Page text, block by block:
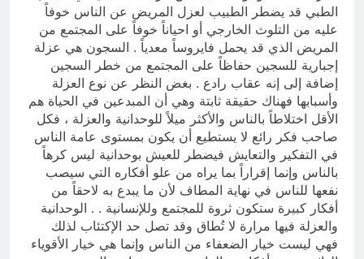
الطبي قد يضطر الطبيب لعزل المريض عن الناس خوفاً
عليه من التلوث الخارجي أو احياناً خوفاً على المجتمع من
المريض الذي قد يحمل فايروساً معدياً . السجون هي عزلة
إجبارية للسجين حفاظاً على المجتمع من خطر السجين
إضافة إلى إنه عقاب رادع . بغض النظر عن نوع العزلة
وأسبابها فهناك حقيقة ثابتة وهي أن المبدعين في الحياة هم
الأقل اختلاطاً بالناس والأكثر ميلاً للوحدانية والعزلة ، فكل
صاحب فكر رائع لا يستطيع أن يكون بمستوى عامة الناس
في التفكير والتعايش فيضطر للعيش بوحدانية ليس كرهاً
بالناس وإنما إقراراً بما يراه من علو أفكاره التي سيصب
نفعها للناس في نهاية المطاف لأن ما يبدع به لاحقاً من
أفكار كبيرة ستكون ثروة للمجتمع وللإنسانية . . الوحدانية
والعزلة فيها مرارة لا تُطاق وقد تصل حد الإكتئاب لذلك
فهي ليست خيار الضعفاء من الناس وإنما هي خيار الأقوياء